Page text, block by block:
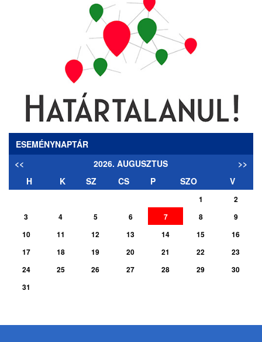
ESEMÉNYNAPTÁR
<<
2026. AUGUSZTUS
>>
H
K SZ CS P SZO V
1
2
3
4 5 6 7 8
9
10
11 12 13 14 15
16
17
18 19 20 21 22
23
24
25 26 27 28 29
30
31